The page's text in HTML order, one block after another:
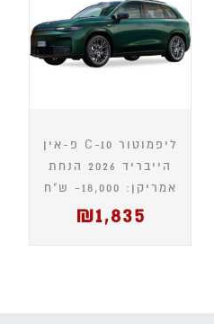
ליפמוטור C-10 פ-אין
הייבריד 2026 הנחת
אמריקן: 18,000- ש"ח
₪1,835